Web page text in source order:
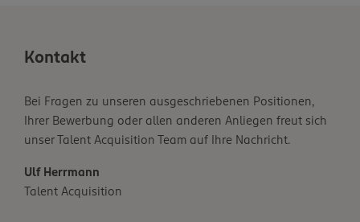
Kontakt
Bei Fragen zu unseren ausgeschriebenen Positionen,
Ihrer Bewerbung oder allen anderen Anliegen freut sich
unser Talent Acquisition Team auf Ihre Nachricht.
Ulf Herrmann
Talent Acquisition